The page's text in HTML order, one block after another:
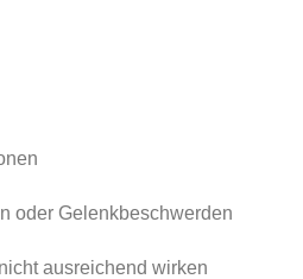
oder Gelenkbeschwerden
ausreichend wirken